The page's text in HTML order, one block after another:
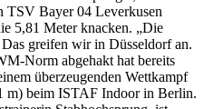
TSV Bayer 04 Leverkusen
5,81 Meter knacken. „Die
greifen wir in Düsseldorf an.
Norm abgehakt hat bereits
überzeugenden Wettkampf
m) beim ISTAF Indoor in Berlin.